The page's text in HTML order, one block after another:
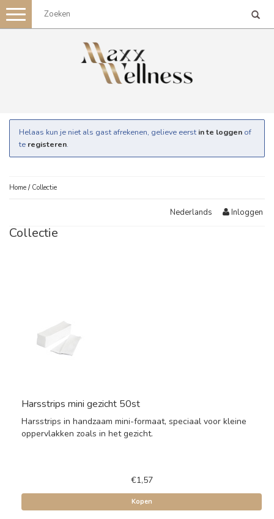
Toggle
navigation
Helaas kun je niet als gast afrekenen, gelieve eerst in te loggen of
te registeren.
Home / Collectie
Nederlands Inloggen
Collectie
Harsstrips mini gezicht 50st
Harsstrips in handzaam mini-formaat, speciaal voor kleine
oppervlakken zoals in het gezicht.
€1,57
Kopen